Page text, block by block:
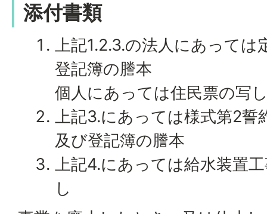
添付書類
上記1.2.3.の法人にあっては
登記簿の謄本
個人にあっては住民票の写
上記3.にあっては様式第2誓
及び登記簿の謄本
上記4.にあっては給水装置
し